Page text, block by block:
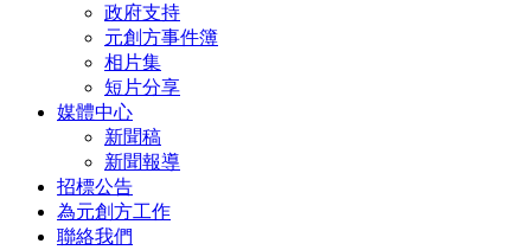
政府支持
元創方事件簿
相片集
短片分享
媒體中心
新聞稿
新聞報導
招標公告
為元創方工作
聯絡我們